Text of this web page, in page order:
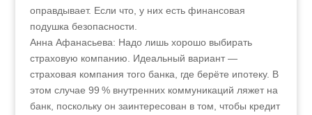
оправдывает. Если что, у них есть финансовая
подушка безопасности.
Анна Афанасьева: Надо лишь хорошо выбирать
страховую компанию. Идеальный вариант —
страховая компания того банка, где берёте ипотеку. В
этом случае 99 % внутренних коммуникаций ляжет на
банк, поскольку он заинтересован в том, чтобы кредит